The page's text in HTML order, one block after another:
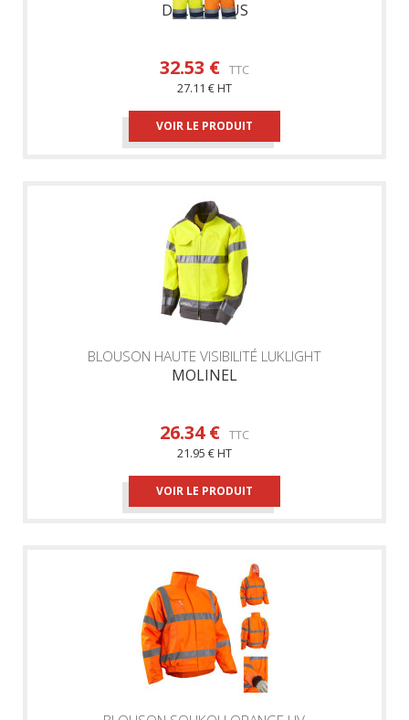
DELTA PLUS
32.53 € TTC
27.11 € HT
VOIR LE PRODUIT
BLOUSON HAUTE VISIBILITÉ LUKLIGHT
MOLINEL
26.34 € TTC
21.95 € HT
VOIR LE PRODUIT